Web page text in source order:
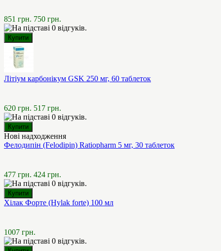
851 грн. 750 грн.
Літіум карбонікум GSK 250 мг, 60 таблеток
620 грн. 517 грн.
Нові надходження
Фелодипін (Felodipin) Ratiopharm 5 мг, 30 таблеток
477 грн. 424 грн.
Хілак Форте (Hylak forte) 100 мл
1007 грн.